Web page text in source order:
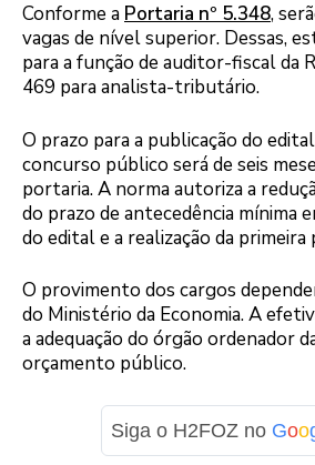
Conforme a Portaria nº 5.348,
vagas de nível superior. Dessas,
para a função de auditor-fiscal da
469 para analista-tributário.
O prazo para a publicação do
concurso público será de seis
portaria. A norma autoriza a
do prazo de antecedência mínima
do edital e a realização da primeira
O provimento dos cargos
do Ministério da Economia. A
a adequação do órgão ordenador
orçamento público.
Siga o H2FOZ no Goo